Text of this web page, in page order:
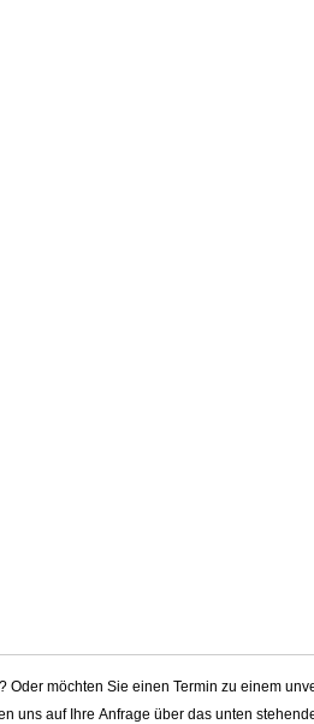
Oder möchten Sie einen Termin zu einem
uns auf Ihre Anfrage über das unten